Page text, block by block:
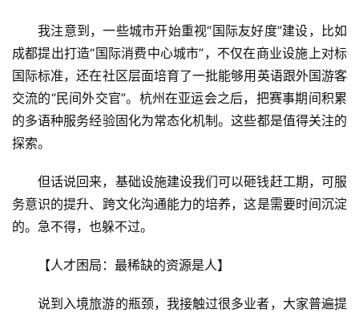
景
区
二
消
旅
融
合
我注意到，一些城市开始重视“国际友好度”建设，比如
成都提出打造“国际消费中心城市”，不仅在商业设施上对标
国际标准，还在社区层面培育了一批能够用英语跟外国游客
交流的“民间外交官”。杭州在亚运会之后，把赛事期间积累
的多语种服务经验固化为常态化机制。这些都是值得关注的
探索。
但话说回来，基础设施建设我们可以砸钱赶工期，可服
务意识的提升、跨文化沟通能力的培养，这是需要时间沉淀
的。急不得，也躲不过。
【人才困局：最稀缺的资源是人】
说到入境旅游的瓶颈，我接触过很多业者，大家普遍提